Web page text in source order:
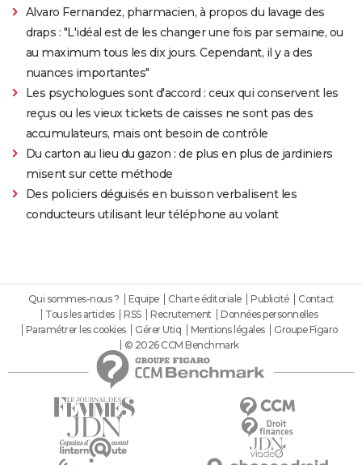
Alvaro Fernandez, pharmacien, à propos du lavage des
draps : "L'idéal est de les changer une fois par semaine, ou
au maximum tous les dix jours. Cependant, il y a des
nuances importantes"
Les psychologues sont d'accord : ceux qui conservent les
reçus ou les vieux tickets de caisses ne sont pas des
accumulateurs, mais ont besoin de contrôle
Du carton au lieu du gazon : de plus en plus de jardiniers
misent sur cette méthode
Des policiers déguisés en buisson verbalisent les
conducteurs utilisant leur téléphone au volant
Qui sommes-nous ? Equipe Charte éditoriale Publicité
Contact
Tous les articles
RSS Recrutement
Données personnelles
Paramétrer les cookies
Gérer Utiq Mentions légales
Groupe Figaro
© 2026 CCM Benchmark